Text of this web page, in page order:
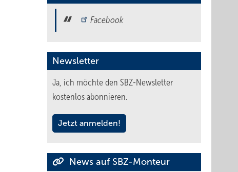
Facebook
Newsletter
Ja, ich möchte den SBZ-Newsletter
kostenlos abonnieren.
Jetzt anmelden!
News auf SBZ-Monteur